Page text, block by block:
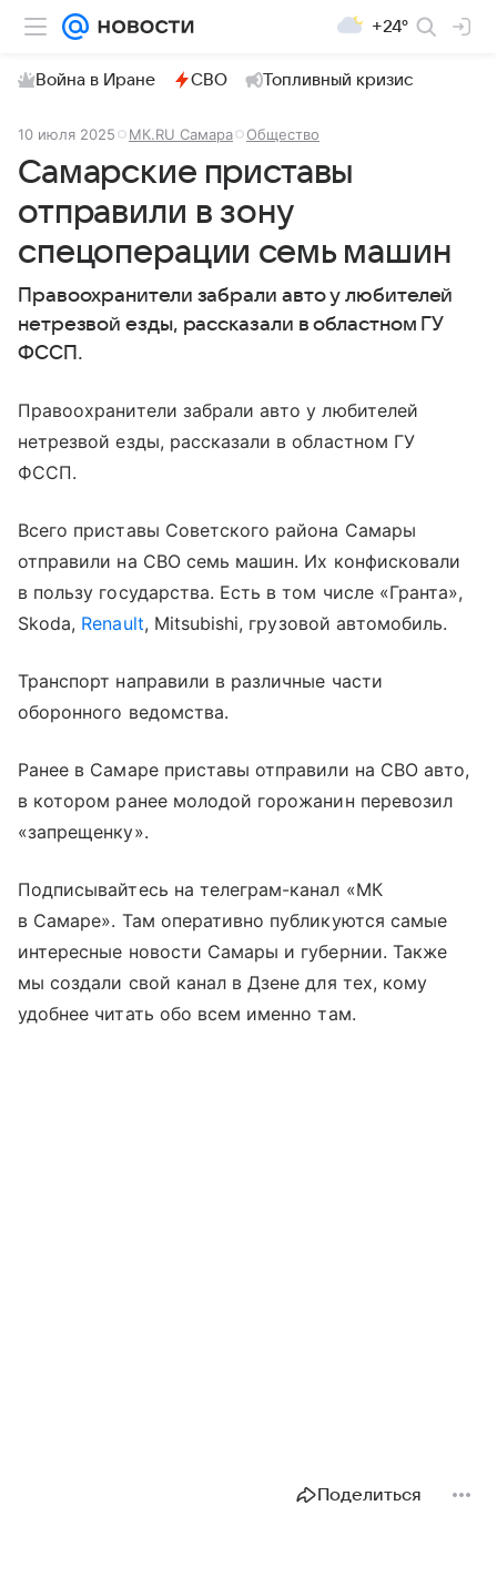
+24°
Война в Иране СВО Топливный кризис
10 июля 2025 МК.RU Самара Общество
Самарские приставы
отправили в зону
спецоперации семь машин
Правоохранители забрали авто у любителей
нетрезвой езды, рассказали в областном ГУ
ФССП.
Правоохранители забрали авто у любителей
нетрезвой езды, рассказали в областном ГУ
ФССП.
Всего приставы Советского района Самары
отправили на СВО семь машин. Их конфисковали
в пользу государства. Есть в том числе «Гранта»,
Skoda, Renault, Mitsubishi, грузовой автомобиль.
Транспорт направили в различные части
оборонного ведомства.
Ранее в Самаре приставы отправили на СВО авто,
в котором ранее молодой горожанин перевозил
«запрещенку».
Подписывайтесь на телеграм-канал «МК
в Самаре». Там оперативно публикуются самые
интересные новости Самары и губернии. Также
мы создали свой канал в Дзене для тех, кому
удобнее читать обо всем именно там.
Поделиться